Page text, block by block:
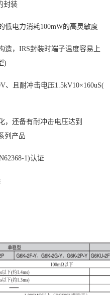
封装
低电力消耗100mW的高灵敏度
造， IRS封装时端子温度容易上
)
、且耐冲击电压1.5kV10×160uS(
，还备有耐冲击电压达到
列产品
1)认证